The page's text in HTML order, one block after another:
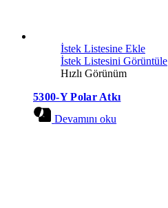
İstek Listesine Ekle
İstek Listesini Görüntüle
Hızlı Görünüm
5300-Y Polar Atkı
Devamını oku